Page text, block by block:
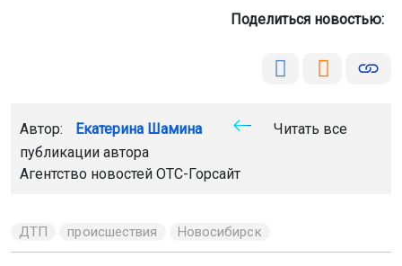
Поделиться новостью:
Автор: Екатерина Шамина
Читать все
публикации автора
Агентство новостей ОТС-Горсайт
ДТП происшествия Новосибирск